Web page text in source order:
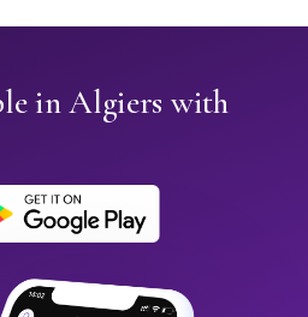
in Algiers with